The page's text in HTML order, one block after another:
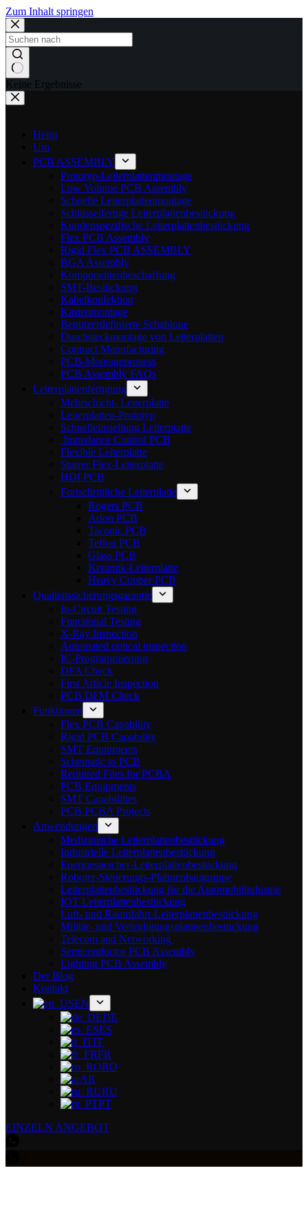
Zum Inhalt springen
Keine Ergebnisse
Heim
Um
PCB ASSEMBLY
Prototyp-Leiterplattenmontage
Low Volume PCB Assembly
Schnelle Leiterplattenmontage
Schlüsselfertige Leiterplattenbestückung
Kundenspezifische Leiterplattenbestückung
Flex PCB Assembly
Rigid Flex PCB ASSEMBLY
BGA Assembly
Komponentenbeschaffung
SMT-Bestückung
Kabelkonfektion
Kastenmontage
Benutzerdefinierte Schablone
Durchsteckmontage von Leiterplatten
Contract Manufacturing
PCB-Montageprozess
PCB Assembly FAQs
Leiterplattenfertigung
Mehrschicht- Leiterplatte
Leiterplatten-Prototyp
Schnelleinstellung Leiterplatte
Impedance Control PCB
Flexible Leiterplatte
Starrer Flex-Leiterplatte
HDI PCB
Fortschrittliche Leiterplatte
Rogers PCB
Arlon PCB
Taconic PCB
Teflon PCB
Glass PCB
Keramik-Leiterplatte
Heavy Copper PCB
Qualitätssicherungsgarantie
In-Circuit Testing
Functional Testing
X-Ray Inspection
Automated optical inspection
IC-Programmierung
DFA Check
First Article Inspection
PCB DFM Check
Funktionen
Flex PCB Capability
Rigid PCB Capability
SMT Equipments
Schematic to PCB
Required Files for PCBA
PCB Equipments
SMT Capabilities
PCB PCBA Projects
Anwendungen
Medizinische Leiterplattenbestückung
Industrielle Leiterplattenbestückung
Energiespeicher-Leiterplattenbestückung
Roboter-Steuerungs-Platinenbaugruppe
Leiterplattenbestückung für die Automobilindustrie
IOT Leiterplattenbestückung
Luft- und Raumfahrt-Leiterplattenbestückung
Militär- und Verteidigungsplatinenbestückung
Telecom and Networking
Semiconductor PCB Assembly
Lighting PCB Assembly
Der Blog
Kontakt
EN
DE
ES
IT
FR
RO
AR
RU
PT
EINZELN ANGEBOT